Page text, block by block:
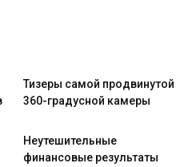
Тизеры самой продвинутой
360-градусной камеры
Неутешительные
финансовые результаты